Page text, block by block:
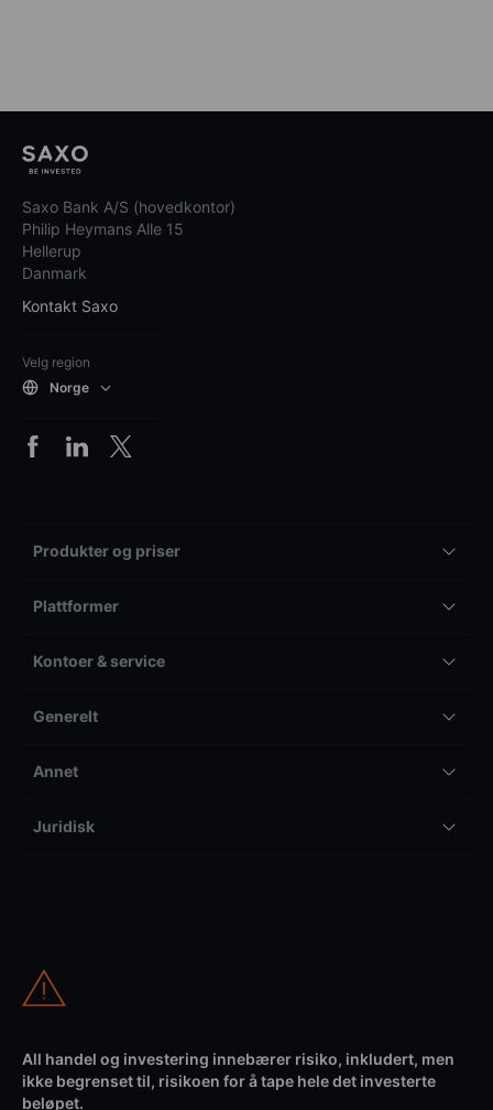
Saxo Bank A/S (hovedkontor)
Philip Heymans Alle 15
Hellerup
Danmark
Kontakt Saxo
Velg region
Norge
Produkter og priser
Plattformer
Kontoer & service
Generelt
Annet
Juridisk
All handel og investering innebærer risiko, inkludert, men
ikke begrenset til, risikoen for å tape hele det investerte
beløpet.